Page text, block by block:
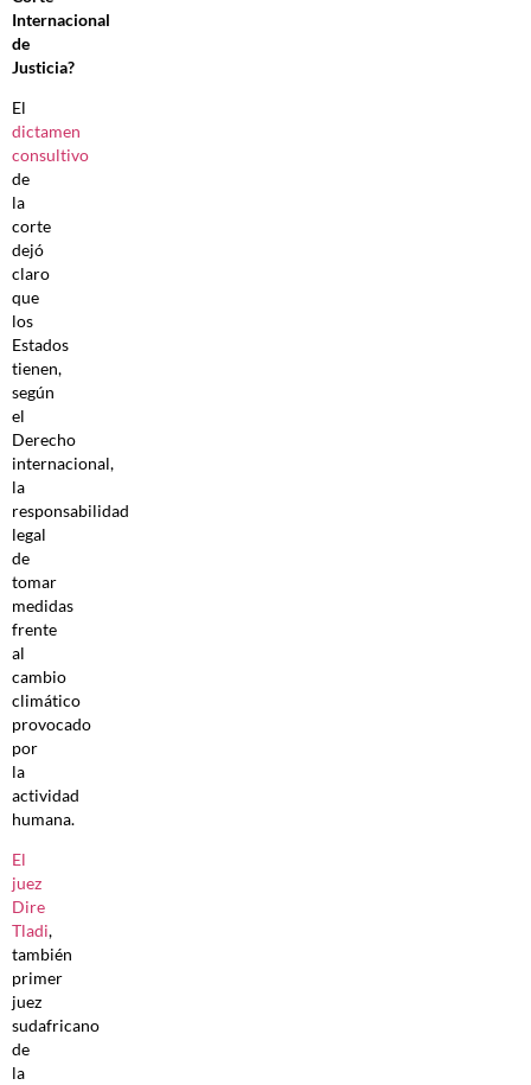
Internacional
de
Justicia?
El
dictamen
consultivo
de
la
corte
dejó
claro
que
los
Estados
tienen,
según
el
Derecho
internacional,
la
responsabilidad
legal
de
tomar
medidas
frente
al
cambio
climático
provocado
por
la
actividad
humana.
El
juez
Dire
Tladi,
también
primer
juez
sudafricano
de
la